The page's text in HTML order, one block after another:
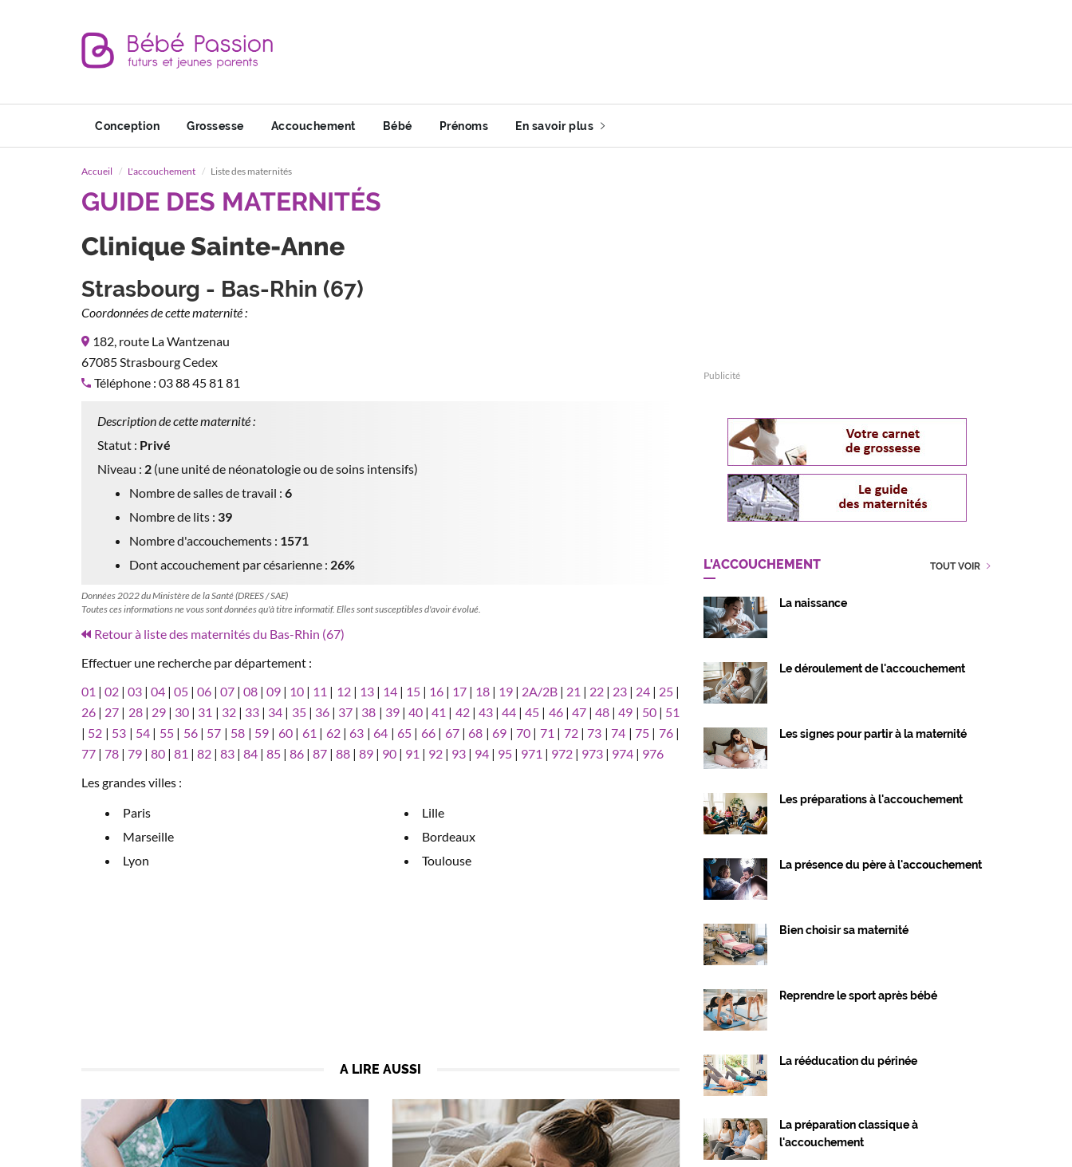
Conception Grossesse Accouchement Bébé Prénoms En savoir plus
Accueil L'accouchement Liste des maternités
GUIDE DES MATERNITÉS
Clinique Sainte-Anne
Strasbourg - Bas-Rhin (67)
Coordonnées de cette maternité :
182, route La Wantzenau
67085 Strasbourg Cedex
Téléphone : 03 88 45 81 81
Description de cette maternité :
Statut : Privé
Niveau : 2 (une unité de néonatologie ou de soins intensifs)
Nombre de salles de travail : 6
Nombre de lits : 39
Nombre d'accouchements : 1571
Dont accouchement par césarienne : 26%
Données 2022 du Ministère de la Santé (DREES / SAE)
Toutes ces informations ne vous sont données qu'à titre informatif. Elles sont susceptibles d'avoir évolué.
Retour à liste des maternités du Bas-Rhin (67)
Effectuer une recherche par département :
01 |02 |03 |04 |05 |06 |07 |08 |09 | 10 | 11 | 12| 13| 14| 15| 16| 17| 18| 19| 2A/2B| 21 | 22| 23 | 24 | 25 |
26 | 27 | 28| 29| 30 | 31 | 32| 33| 34 | 35| 36| 37 | 38 | 39| 40|41 | 42| 43|44 |45 | 46| 47|48 |49 | 50| 51
| 52 | 53 | 54 | 55| 56| 57 | 58 | 59 | 60| 61 | 62|63 |64 | 65| 66| 67|68 |69 |70 | 71 | 72|73 |74 |75 | 76|
77 | 78 | 79 | 80 | 81 | 82 | 83 | 84 | 85 | 86 | 87 | 88 | 89 | 90 | 91 | 92 | 93 | 94 | 95 | 971 | 972 | 973 | 974 | 976
Les grandes villes :
Paris
Marseille
Lyon
Lille
Bordeaux
Toulouse
A LIRE AUSSI
Publicité
L'ACCOUCHEMENT TOUT VOIR
La naissance
Le déroulement de l'accouchement
Les signes pour partir à la maternité
Les préparations à l'accouchement
La présence du père à l'accouchement
Bien choisir sa maternité
Reprendre le sport après bébé
La rééducation du périnée
La préparation classique à
l'accouchement